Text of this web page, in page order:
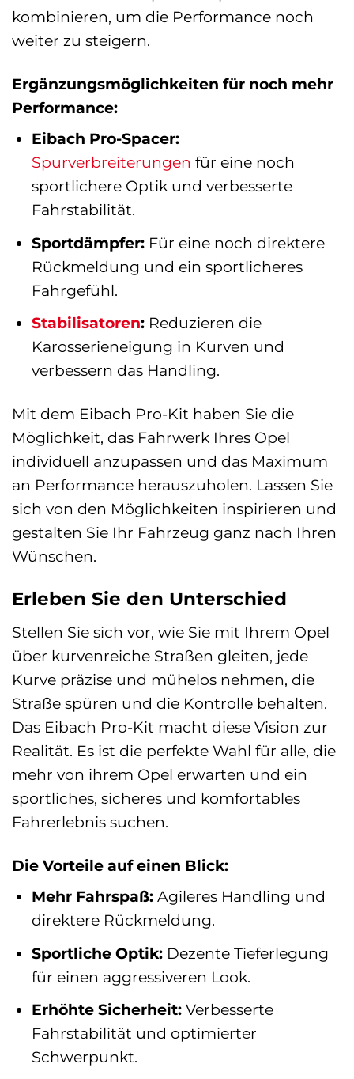
kombinieren, um die Performance noch
weiter zu steigern.
Ergänzungsmöglichkeiten für noch mehr
Performance:
Eibach Pro-Spacer:
Spurverbreiterungen für eine noch
sportlichere Optik und verbesserte
Fahrstabilität.
Sportdämpfer:Für eine noch direktere
Rückmeldung und ein sportlicheres
Fahrgefühl.
Stabilisatoren:Reduzieren die
Karosserieneigung in Kurven und
verbessern das Handling.
Mit dem Eibach Pro-Kit haben Sie die
Möglichkeit, das Fahrwerk Ihres Opel
individuell anzupassen und das Maximum
an Performance herauszuholen. Lassen Sie
sich von den Möglichkeiten inspirieren und
gestalten Sie Ihr Fahrzeug ganz nach Ihren
Wünschen.
Erleben Sie den Unterschied
Stellen Sie sich vor, wie Sie mit Ihrem Opel
über kurvenreiche Straßen gleiten, jede
Kurve präzise und mühelos nehmen, die
Straße spüren und die Kontrolle behalten.
Das Eibach Pro-Kit macht diese Vision zur
Realität. Es ist die perfekte Wahl für alle, die
mehr von ihrem Opel erwarten und ein
sportliches, sicheres und komfortables
Fahrerlebnis suchen.
Die Vorteile auf einen Blick:
Mehr Fahrspaß:Agileres Handling und
direktere Rückmeldung.
Sportliche Optik:Dezente Tieferlegung
für einen aggressiveren Look.
Erhöhte Sicherheit:Verbesserte
Fahrstabilität und optimierter
Schwerpunkt.